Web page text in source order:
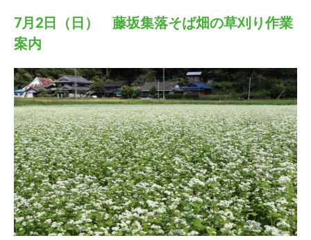
7月2日（日） 藤坂集落そば畑の草刈り作業
案内